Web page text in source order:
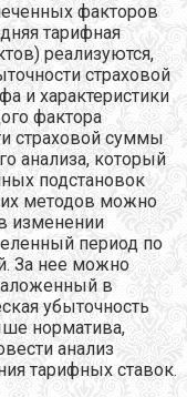
факторов
тарифная
реализуются,
страховой
и характеристики
фактора
страховой суммы
анализа, который
подстановок
методов можно
изменении
период по
За нее можно
в
убыточность
норматива,
анализ
тарифных ставок.